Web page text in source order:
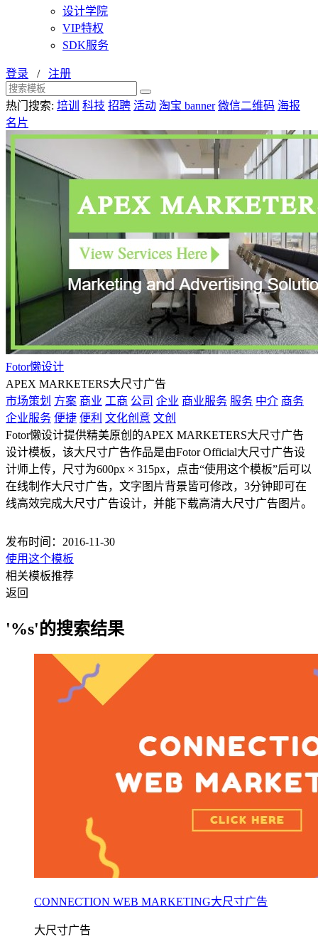
设计学院
VIP特权
SDK服务
登录 / 注册
热门搜索: 培训 科技 招聘 活动 淘宝 banner 微信二维码 海报
名片
Fotor懒设计
APEX MARKETERS大尺寸广告
市场策划 方案 商业 工商 公司 企业 商业服务 服务 中介 商务
企业服务 便捷 便利 文化创意 文创
Fotor懒设计提供精美原创的APEX MARKETERS大尺寸广告
设计模板，该大尺寸广告作品是由Fotor Official大尺寸广告设
计师上传，尺寸为600px × 315px，点击“使用这个模板”后可以
在线制作大尺寸广告，文字图片背景皆可修改，3分钟即可在
线高效完成大尺寸广告设计，并能下载高清大尺寸广告图片。
发布时间：2016-11-30
使用这个模板
相关模板推荐
返回
'%s'的搜索结果
CONNECTION WEB MARKETING大尺寸广告
大尺寸广告